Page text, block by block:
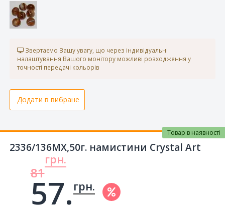
Звертаємо Вашу увагу, що через індивідуальні
налаштування Вашого монітору можливі розходження у
точності передачі кольорів
Додати в вибране
2336/136MX,50г. намистини Crystal Art
Товар в наявності
81
грн.
57. грн.